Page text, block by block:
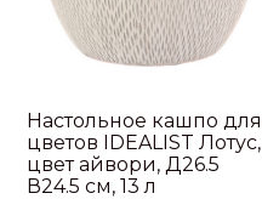
Настольное кашпо для
цветов IDEALIST Лотус,
цвет айвори, Д26.5
В24.5 см, 13 л